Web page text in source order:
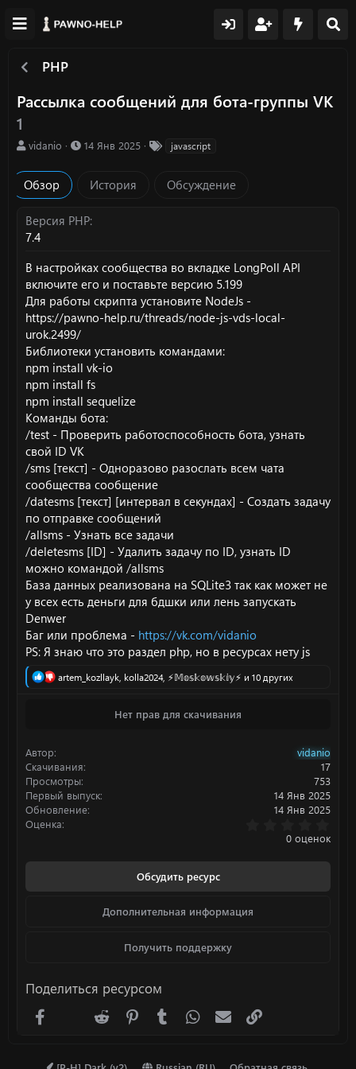
PHP
Рассылка сообщений для бота-группы VK
1
А
т
о
р
vidanio
Д
о
н
и
я
14 Янв 2025
и
javascript
Обзор История Обсуждение
Версия PHP
7.4
В настройках сообщества во вкладке LongPoll API
включите его и поставьте версию 5.199
Для работы скрипта установите NodeJs -
https://pawno-help.ru/threads/node-js-vds-local-
urok.2499/
Библиотеки установить командами:
npm install vk-io
npm install fs
npm install sequelize
Команды бота:
/test - Проверить работоспособность бота, узнать
свой ID VK
/sms [текст] - Одноразово разослать всем чата
сообщества сообщение
/datesms [текст] [интервал в секундах] - Создать задачу
по отправке сообщений
/allsms - Узнать все задачи
/deletesms [ID] - Удалить задачу по ID, узнать ID
можно командой /allsms
База данных реализована на SQLite3 так как может не
у всех есть деньги для бдшки или лень запускать
Denwer
Баг или проблема - https://vk.com/vidanio
PS: Я знаю что это раздел php, но в ресурсах нету js
Р
:
artem_kozllayk, kolla2024, ⚡𝕄𝕠𝕤𝕜𝕠𝕨𝕤𝕜𝕚𝕪⚡ и 10 других
Нет прав для скачивания
Автор
vidanio
Скачивания
17
Просмотры
753
Первый выпуск
14 Янв 2025
Обновление
14 Янв 2025
Оценка
.
0
0 оценок
Обсудить ресурс
Дополнительная информация
Получить поддержку
Поделиться ресурсом
FacebookX (Twitter)
Reddit PinterestTumblr WhatsAppЭлектронная почта